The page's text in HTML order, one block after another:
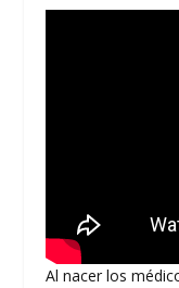
Al nacer los